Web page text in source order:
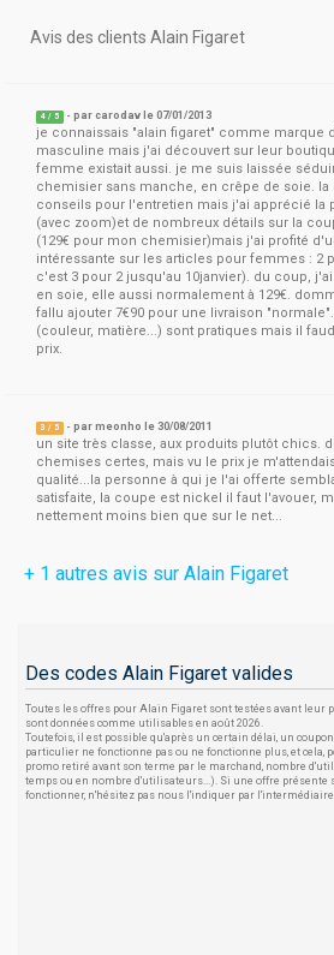
Avis des clients Alain Figaret
4 / 5 - parcarodav le 07/01/2013
je connaissais "alain figaret" comme marque
masculine mais j'ai découvert sur leur
femme existait aussi. je me suis laissée
chemisier sans manche, en crêpe de soie.
conseils pour l'entretien mais j'ai apprécié la
(avec zoom)et de nombreux détails sur la
(129€ pour mon chemisier)mais j'ai profité
intéressante sur les articles pour femmes : 2
c'est 3 pour 2 jusqu'au 10janvier). du coup,
en soie, elle aussi normalement à 129€.
fallu ajouter 7€90 pour une livraison
(couleur, matière...) sont pratiques mais il
prix.
3 / 5 - parmeonho le 30/08/2011
un site très classe, aux produits plutôt chics.
chemises certes, mais vu le prix je
qualité...la personne à qui je l'ai offerte
satisfaite, la coupe est nickel il faut l'avouer,
nettement moins bien que sur le net...
+ 1 autres avis sur Alain Figaret
Des codes Alain Figaret valides
Toutes les offres pour Alain Figaret sont testées avant leur
sont données comme utilisables en août 2026.
Toutefois, il est possible qu'après un certain délai, un
particulier ne fonctionne pas ou ne fonctionne plus, et cela,
promo retiré avant son terme par le marchand, nombre
temps ou en nombre d'utilisateurs...). Si une offre présente
fonctionner, n'hésitez pas nous l'indiquer par